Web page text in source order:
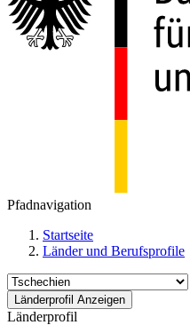
Pfadnavigation
Startseite
Länder und Berufsprofile
Länderprofil